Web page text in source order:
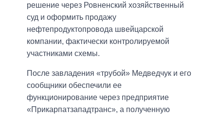
решение через Ровненский хозяйственный
суд и оформить продажу
нефтепродуктопровода швейцарской
компании, фактически контролируемой
участниками схемы.
После завладения «трубой» Медведчук и его
сообщники обеспечили ее
функционирование через предприятие
«Прикарпатзападтранс», а полученную